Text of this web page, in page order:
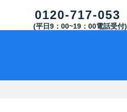
0120-717-053
(平日9：00~19：00電話受付)